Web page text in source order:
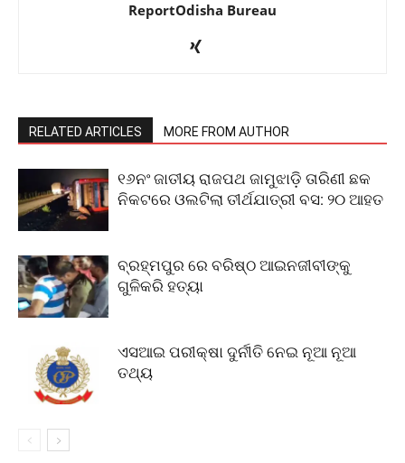
ReportOdisha Bureau
RELATED ARTICLES MORE FROM AUTHOR
୧୬ନଂ ଜାତୀୟ ରାଜପଥ ଜାମୁଝାଡ଼ି ତାରିଣୀ ଛକ
ନିକଟରେ ଓଲଟିଲା ତୀର୍ଥଯାତ୍ରୀ ବସ: ୨୦ ଆହତ
ବ୍ରହ୍ମପୁର ରେ ବରିଷ୍ଠ ଆଇନଜୀବୀଙ୍କୁ
ଗୁଳିକରି ହତ୍ୟା
ଏସଆଇ ପରୀକ୍ଷା ଦୁର୍ନୀତି ନେଇ ନୂଆ ନୂଆ
ତଥ୍ୟ